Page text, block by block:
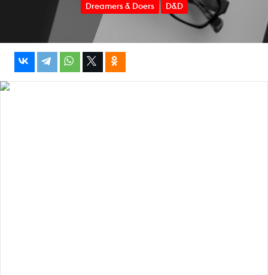
Dreamers & Doers D&D